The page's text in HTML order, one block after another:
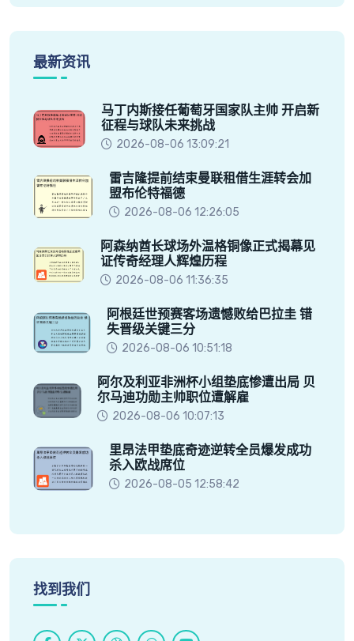
最新资讯
马丁内斯接任葡萄牙国家队主帅 开启新
征程与球队未来挑战
2026-08-06 13:09:21
雷吉隆提前结束曼联租借生涯转会加
盟布伦特福德
2026-08-06 12:26:05
阿森纳酋长球场外温格铜像正式揭幕见
证传奇经理人辉煌历程
2026-08-06 11:36:35
阿根廷世预赛客场遗憾败给巴拉圭 错
失晋级关键三分
2026-08-06 10:51:18
阿尔及利亚非洲杯小组垫底惨遭出局 贝
尔马迪功勋主帅职位遭解雇
2026-08-06 10:07:13
里昂法甲垫底奇迹逆转全员爆发成功
杀入欧战席位
2026-08-05 12:58:42
找到我们